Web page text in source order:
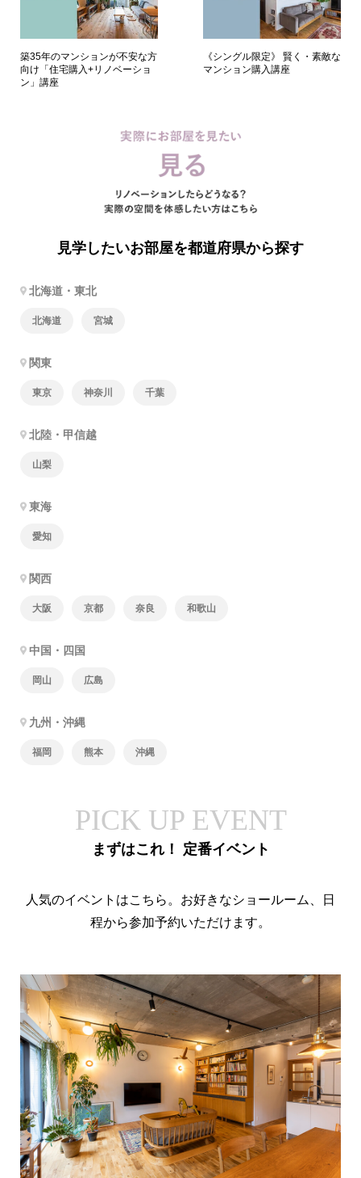
築35年のマンションが不安な方
向け「住宅購入+リノベーショ
ン」講座
《シングル限定》 賢く・素敵な
マンション購入講座
見学したいお部屋を都道府県から探す
北海道・東北
北海道 宮城
関東
東京 神奈川 千葉
北陸・甲信越
山梨
東海
愛知
関西
大阪 京都 奈良 和歌山
中国・四国
岡山 広島
九州・沖縄
福岡 熊本 沖縄
PICK UP EVENT
まずはこれ！ 定番イベント
人気のイベントはこちら。お好きなショールーム、日
程から参加予約いただけます。